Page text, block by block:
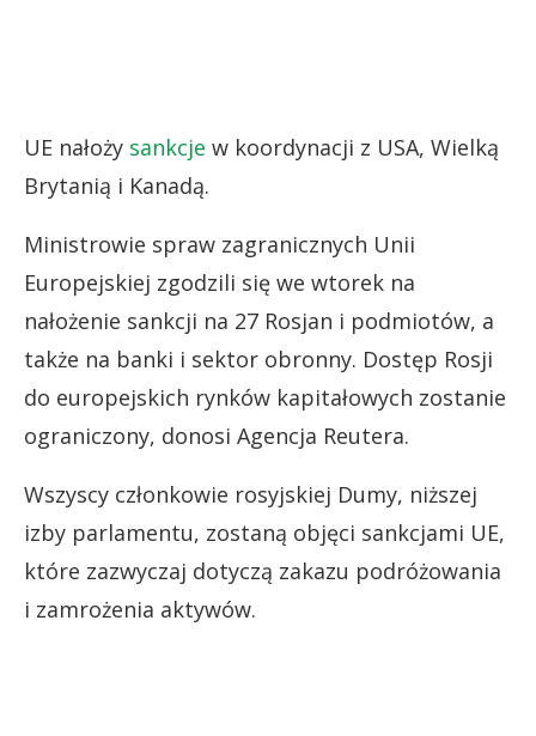
UE nałoży sankcje w koordynacji z USA, Wielką
Brytanią i Kanadą.
Ministrowie spraw zagranicznych Unii
Europejskiej zgodzili się we wtorek na
nałożenie sankcji na 27 Rosjan i podmiotów, a
także na banki i sektor obronny. Dostęp Rosji
do europejskich rynków kapitałowych zostanie
ograniczony, donosi Agencja Reutera.
Wszyscy członkowie rosyjskiej Dumy, niższej
izby parlamentu, zostaną objęci sankcjami UE,
które zazwyczaj dotyczą zakazu podróżowania
i zamrożenia aktywów.